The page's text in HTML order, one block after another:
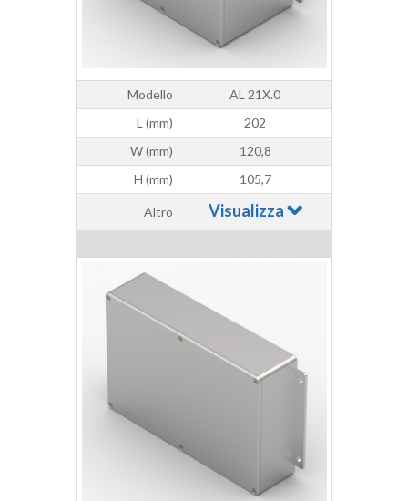
Modello
AL 21X.0
L (mm)
202
W (mm)
120,8
H (mm)
105,7
Altro Visualizza